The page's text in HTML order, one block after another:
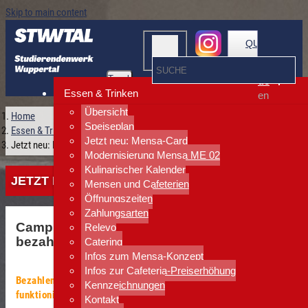
Skip to main content
Toggle
navigation
Essen & Trinken
Übersicht
Speiseplan
Jetzt neu: Mensa-Card
Modernisierung Mensa ME 02
Kulinarischer Kalender
Mensen und Cafeterien
Öffnungszeiten
Zahlungsarten
Relevo
Catering
Infos zum Mensa-Konzept
Infos zur Cafeteria-Preiserhöhung
Kennzeichnungen
Kontakt
QUICKLINKS
de
en
Home
Essen & Trinken
Jetzt neu: Mensa-Card
JETZT NEU: MENSA-CARD
Campus App öffnen – Mensa-Card zeigen –
bezahlen – fertig!
Bezahlen wird jetzt noch einfacher und sicherer – und so
funktioniert’s!